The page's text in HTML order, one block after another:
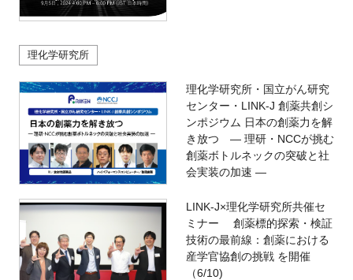
理化学研究所
理化学研究所・国立がん研究
センター・LINK-J 創薬共創シ
ンポジウム 日本の創薬力を解
き放つ ― 理研・NCCが挑む
創薬ボトルネックの突破と社
会実装の加速 ―
LINK-J×理化学研究所共催セ
ミナー 創薬標的探索・検証
技術の最前線：創薬における
産学官協創の挑戦 を開催
（6/10)